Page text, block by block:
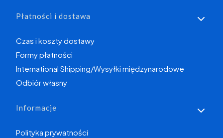
Płatności i dostawa
Czas i koszty dostawy
Formy płatności
International Shipping/Wysyłki międzynarodowe
Odbiór własny
Informacje
Polityka prywatności